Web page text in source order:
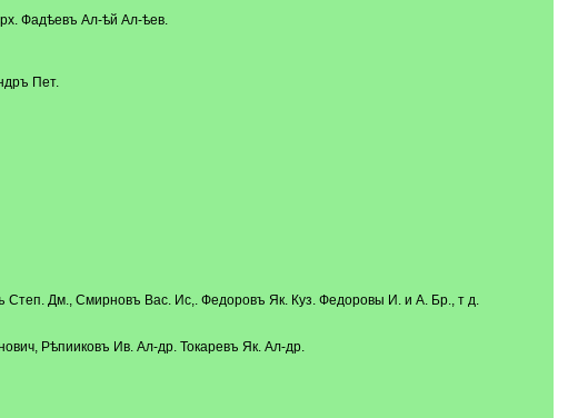
Фадѣевъ Ал-ѣй Ал-ѣев.
Пет.
Дм., Смирновъ Вас. Ис,. Федоровъ Як. Куз. Федоровы И. и А. Бр., т д.
Рѣпииковъ Ив. Ал-др. Токаревъ Як. Ал-др.